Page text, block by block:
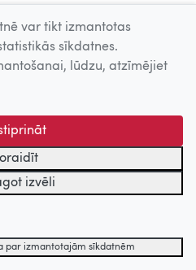
var tikt izmantotas
sīkdatnes.
lūdzu, atzīmējiet
izvēli
par izmantotajām sīkdatnēm